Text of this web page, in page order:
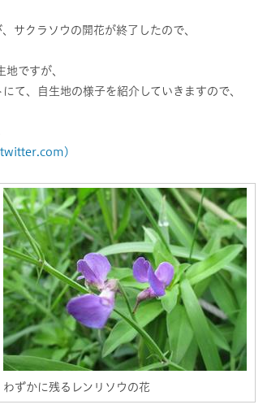
サクラソウの開花が終了したので、
ですが、
て、自生地の様子を紹介していきますので、
わずかに残るレンリソウの花